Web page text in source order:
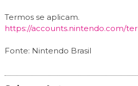
Termos se aplicam.
https://accounts.nintendo.com/
Fonte: Nintendo Brasil